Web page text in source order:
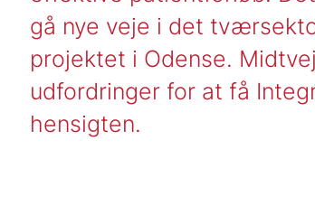
gå nye veje i det
projektet i Odense.
udfordringer for at få
hensigten.